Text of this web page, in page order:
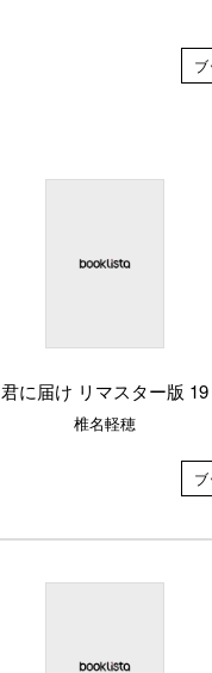
君に届け リマスター版 19
椎名軽穂